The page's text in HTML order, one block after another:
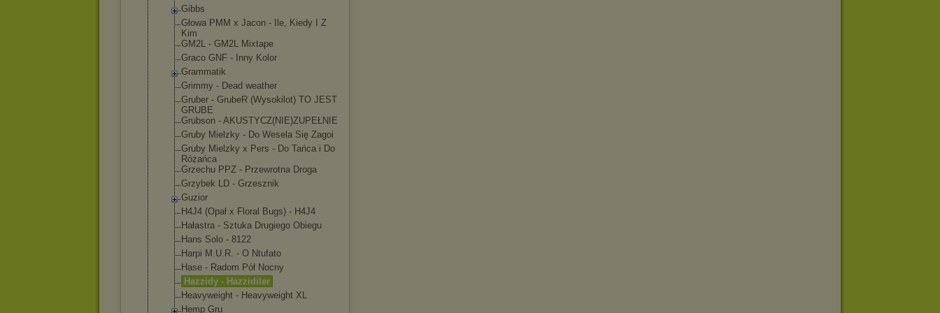
Gibbs
Głowa PMM x Jacon - Ile, Kiedy I Z
Kim
GM2L - GM2L Mixtape
Graco GNF - Inny Kolor
Grammatik
Grimmy - Dead weather
Gruber - GrubeR (Wysokilot) TO JEST
GRUBE
Grubson - AKUSTYCZ(NI E)ZUPEŁNIE
Gruby Mielzky - Do Wesela Się Zagoi
Gruby Mielzky x Pers - Do Tańca i Do
Różańca
Grzechu PPZ - Przewrotna Droga
Grzybek LD - Grzesznik
Guzior
H4J4 (Opał x Floral Bugs) - H4J4
Hałastra - Sztuka Drugiego Obiegu
Hans Solo - 8122
Harpi M.U.R. - O Ntufato
Hase - Radom Pół Nocny
Hazzidy - Hazzidiler
Heavyweight - Heavyweight XL
Hemp Gru